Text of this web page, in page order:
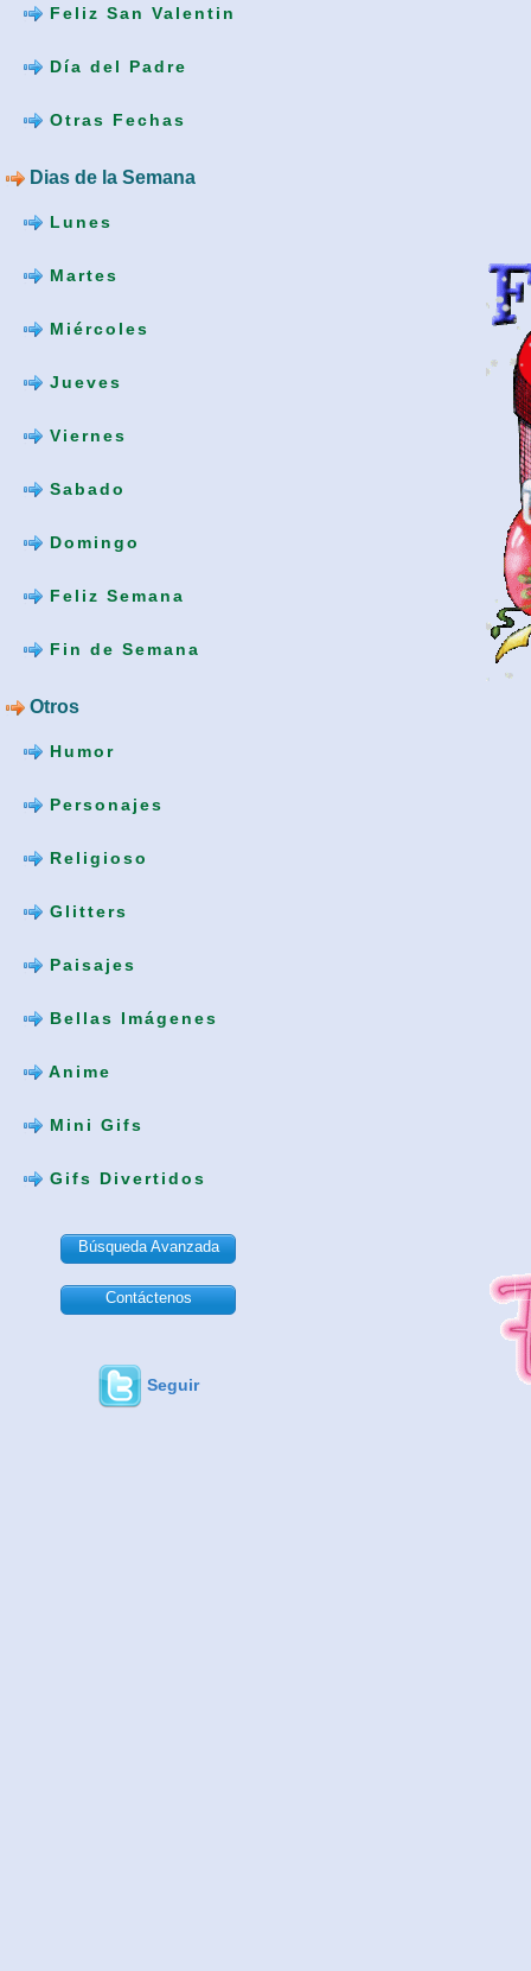
Feliz San Valentin
Día del Padre
Otras Fechas
Dias de la Semana
Lunes
Martes
Miércoles
Jueves
Viernes
Sabado
Domingo
Feliz Semana
Fin de Semana
Otros
Humor
Personajes
Religioso
Glitters
Paisajes
Bellas Imágenes
Anime
Mini Gifs
Gifs Divertidos
Búsqueda Avanzada
Contáctenos
Seguir